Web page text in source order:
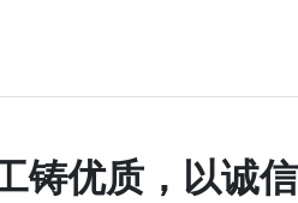
铸优质，以诚